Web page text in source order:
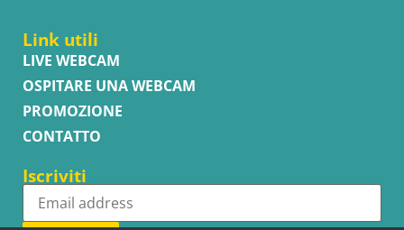
Link utili
LIVE WEBCAM
OSPITARE UNA WEBCAM
PROMOZIONE
CONTATTO
Iscriviti